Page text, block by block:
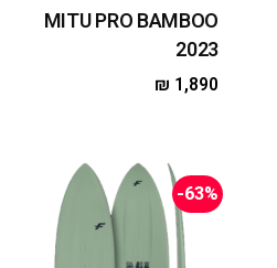
MITU PRO BAMBOO
2023
₪ 1,890
-63%